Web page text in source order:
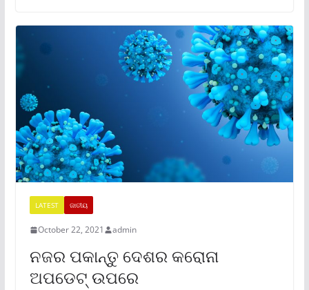
LATEST ଜାତୀୟ
October 22, 2021 admin
ନଜର ପକାନ୍ତୁ ଦେଶର କରୋନା
ଅପଡେଟ୍ ଉପରେ